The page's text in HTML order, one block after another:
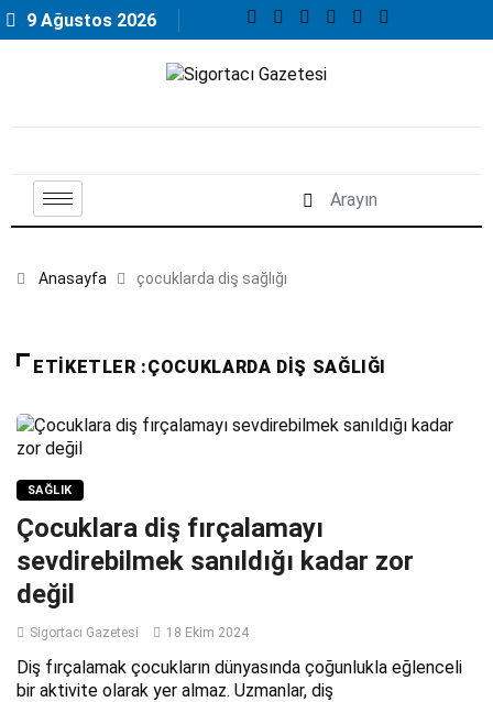
9 Ağustos 2026
Anasayfa çocuklarda diş sağlığı
ETIKETLER :ÇOCUKLARDA DIŞ SAĞLIĞI
SAĞLIK
Çocuklara diş fırçalamayı
sevdirebilmek sanıldığı kadar zor
değil
Sigortacı Gazetesi 18 Ekim 2024
Diş fırçalamak çocukların dünyasında çoğunlukla eğlenceli
bir aktivite olarak yer almaz. Uzmanlar, diş